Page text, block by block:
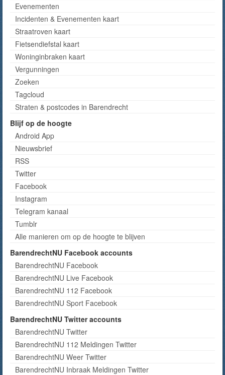
Evenementen
Incidenten & Evenementen kaart
Straatroven kaart
Fietsendiefstal kaart
Woninginbraken kaart
Vergunningen
Zoeken
Tagcloud
Straten & postcodes in Barendrecht
Blijf op de hoogte
Android App
Nieuwsbrief
RSS
Twitter
Facebook
Instagram
Telegram kanaal
Tumblr
Alle manieren om op de hoogte te blijven
BarendrechtNU Facebook accounts
BarendrechtNU Facebook
BarendrechtNU Live Facebook
BarendrechtNU 112 Facebook
BarendrechtNU Sport Facebook
BarendrechtNU Twitter accounts
BarendrechtNU Twitter
BarendrechtNU 112 Meldingen Twitter
BarendrechtNU Weer Twitter
BarendrechtNU Inbraak Meldingen Twitter